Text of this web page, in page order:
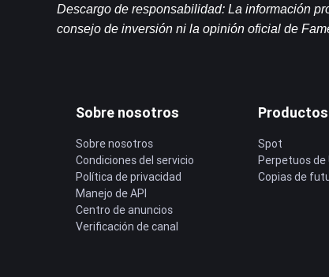
Descargo de responsabilidad: La información
consejo de inversión ni la opinión oficial de
Sobre nosotros
Sobre nosotros
Condiciones del servicio
Política de privacidad
Manejo de API
Centro de anuncios
Verificación de canal
Productos
Spot
Perpetuos de
Copias de